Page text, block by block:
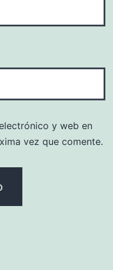
y web en
vez que comente.